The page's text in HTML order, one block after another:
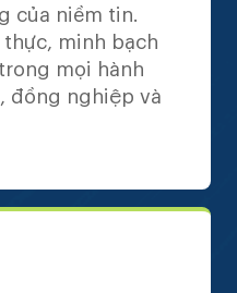
của niềm tin.
minh bạch
mọi hành
đồng nghiệp và